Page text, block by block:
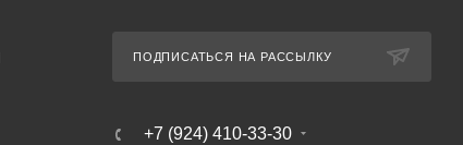
ПОДПИСАТЬСЯ НА РАССЫЛКУ
+7 (924) 410-33-30